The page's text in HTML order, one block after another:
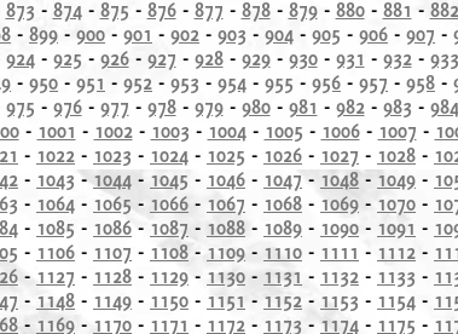
873 - 874- 875 - 876- 877 - 878- 879- 880- 881 - 882
- 899 - 900 - 901 - 902 - 903 - 904 - 905 - 906 - 907 -
924- 925 - 926- 927 - 928- 929- 930- 931 - 932- 933
- 950 - 951 - 952 - 953 - 954 - 955 - 956 - 957 - 958 -
975 - 976- 977 - 978- 979- 980- 981 - 982- 983 - 984
- 1001 - 1002- 1003 - 1004- 1005 - 1006- 1007 -
- 1022 - 1023 - 1024 - 1025 - 1026 - 1027 - 1028 -
- 1043 - 1044 - 1045 - 1046 - 1047 - 1048 - 1049 -
- 1064 - 1065 - 1066 - 1067 - 1068 - 1069 - 1070 -
- 1085 - 1086 - 1087 - 1088 - 1089 - 1090 - 1091 -
- 1106 - 1107 - 1108 - 1109 - 1110 - 1111 - 1112 -
- 1127 - 1128 - 1129 - 1130 - 1131 - 1132 - 1133 -
- 1148 - 1149 - 1150 - 1151 - 1152 - 1153 - 1154 -
- 1169 - 1170 - 1171 - 1172 - 1173 - 1174 - 1175 -